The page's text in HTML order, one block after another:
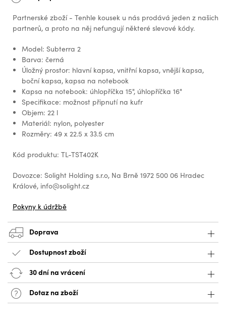
Partnerské zboží - Tenhle kousek u nás prodává jeden z našich
partnerů, a proto na něj nefungují některé slevové kódy.
Model: Subterra 2
Barva: černá
Úložný prostor: hlavní kapsa, vnitřní kapsa, vnější kapsa,
boční kapsa, kapsa na notebook
Kapsa na notebook: úhlopříčka 15", úhlopříčka 16"
Specifikace: možnost připnutí na kufr
Objem: 22 l
Materiál: nylon, polyester
Rozměry: 49 x 22.5 x 33.5 cm
Kód produktu: TL-TST402K
Dovozce: Solight Holding s.r.o, Na Brně 1972 500 06 Hradec
Králové, info@solight.cz
Pokyny k údržbě
Doprava
Dostupnost zboží
30 dní na vrácení
Dotaz na zboží